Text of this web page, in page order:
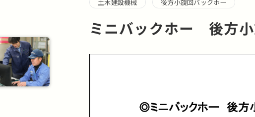
土木建設機械 後方小旋回バックホー
ミニバックホー 後方小